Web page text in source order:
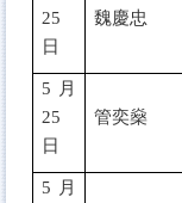
25
日
魏慶忠
5 月
25
日
管奕燊
5 月